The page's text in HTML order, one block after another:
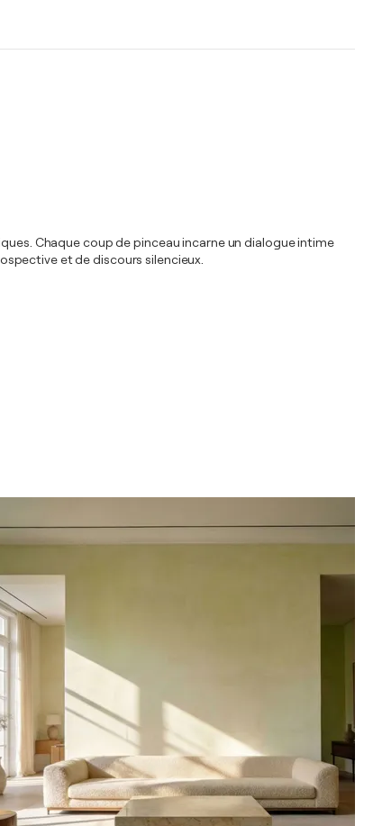
Chaque coup de pinceau incarne un dialogue intime
et de discours silencieux.